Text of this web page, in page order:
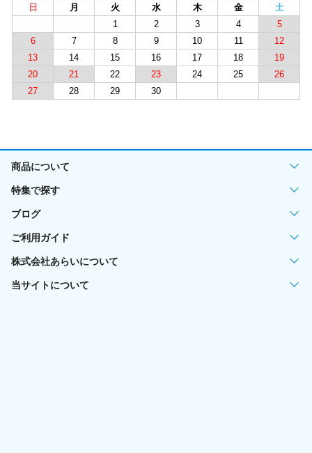
日 月 火 水 木 金
土
1
2 3 4
5
6
7 8 9 10 11
12
13
14 15 16 17 18
19
20
21 22 23 24 25
26
27
28 29 30
商品について
特集で探す
ブログ
ご利用ガイド
株式会社あらいについて
当サイトについて